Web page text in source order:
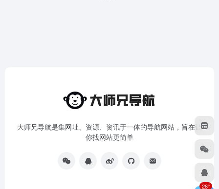
大师兄导航是集网址、资源、资讯于一体的导航网站，旨在让
你找网站更简单
28°